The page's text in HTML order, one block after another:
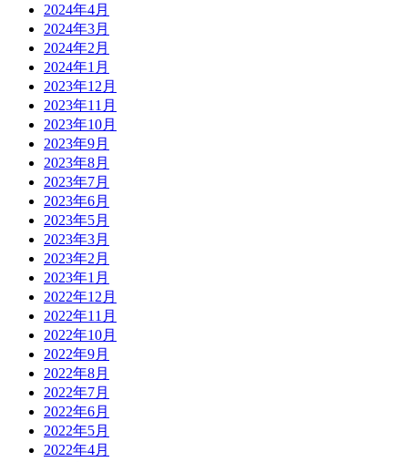
2024年4月
2024年3月
2024年2月
2024年1月
2023年12月
2023年11月
2023年10月
2023年9月
2023年8月
2023年7月
2023年6月
2023年5月
2023年3月
2023年2月
2023年1月
2022年12月
2022年11月
2022年10月
2022年9月
2022年8月
2022年7月
2022年6月
2022年5月
2022年4月